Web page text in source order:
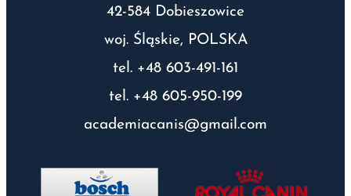
42-584 Dobieszowice
woj. Śląskie, POLSKA
tel. +48 603-491-161
tel. +48 605-950-199
academiacanis@gmail.com